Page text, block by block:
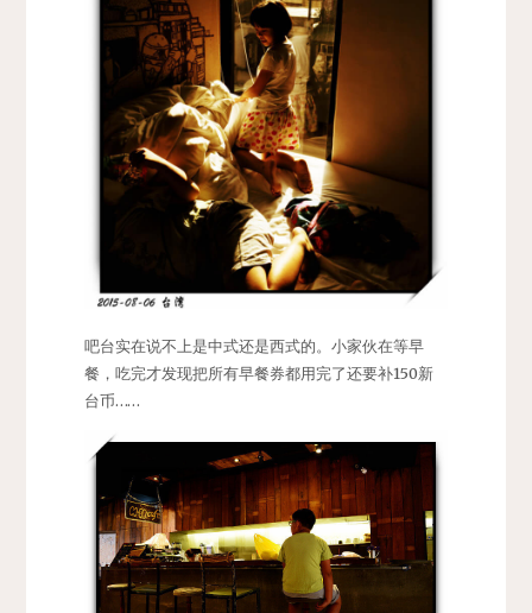
吧台实在说不上是中式还是西式的。小家伙在等早
餐，吃完才发现把所有早餐券都用完了还要补150新
台币……